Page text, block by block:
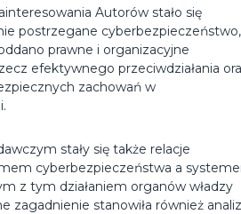
Autorów stało się
postrzegane cyberbezpieczeństwo,
prawne i organizacyjne
efektywnego przeciwdziałania
zachowań w
stały się także relacje
cyberbezpieczeństwa a
z tym działaniem organów władzy
zagadnienie stanowiła również